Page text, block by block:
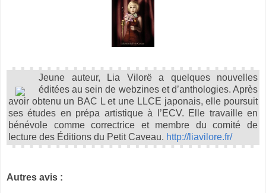
Jeune auteur, Lia Vilorë a quelques nouvelles
éditées au sein de webzines et d’anthologies. Après
avoir obtenu un BAC L et une LLCE japonais, elle poursuit
ses études en prépa artistique à l’ECV. Elle travaille en
bénévole comme correctrice et membre du comité de
lecture des Éditions du Petit Caveau. http://liavilore.fr/
Autres avis :